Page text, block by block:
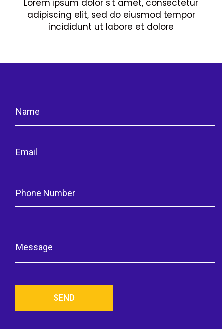
Lorem ipsum dolor sit amet, consectetur
adipiscing elit, sed do eiusmod tempor
incididunt ut labore et dolore
SEND